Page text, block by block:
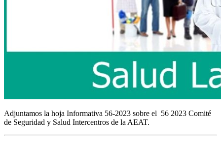
Adjuntamos la hoja Informativa 56-2023 sobre el 56 2023 Comité
de Seguridad y Salud Intercentros de la AEAT.